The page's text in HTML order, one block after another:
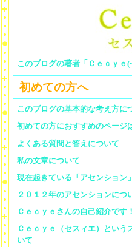
このブログの著者「Ｃｅｃｙｅ
初めての方へ
このブログの基本的な考え方に
初めての方におすすめのページ
よくある質問と答えについて
私の文章について
現在起きている「アセンション
２０１２年のアセンションにつ
Ｃｅｃｙｅさんの自己紹介です！
Ｃｅｃｙｅ（セスィエ）とい
いて